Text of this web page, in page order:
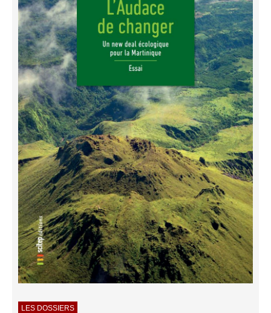
LES DOSSIERS